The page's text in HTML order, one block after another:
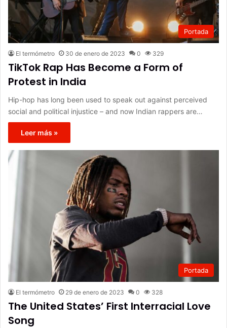
Portada
El termómetro 30 de enero de 2023 0 329
TikTok Rap Has Become a Form of
Protest in India
Hip-hop has long been used to speak out against perceived
social and political injustice – and now Indian rappers are…
Leer más »
Portada
El termómetro 29 de enero de 2023 0 328
The United States’ First Interracial Love
Song